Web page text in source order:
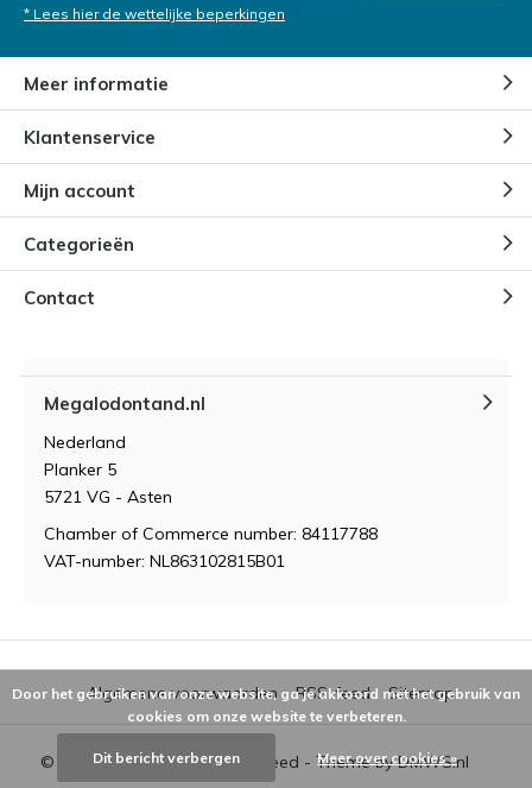
* Lees hier de wettelijke beperkingen
Meer informatie
Klantenservice
Mijn account
Categorieën
Contact
Megalodontand.nl
Nederland
Planker 5
5721 VG - Asten
Chamber of Commerce number: 84117788
VAT-number: NL863102815B01
© 2026 - Powered byLightspeed - Theme byDMWS.nl
Algemene voorwaarden RSS-feed Sitemap
Door het gebruiken van onze website, ga je akkoord met het gebruik van
cookies om onze website te verbeteren.
Dit bericht verbergen Meer over cookies »